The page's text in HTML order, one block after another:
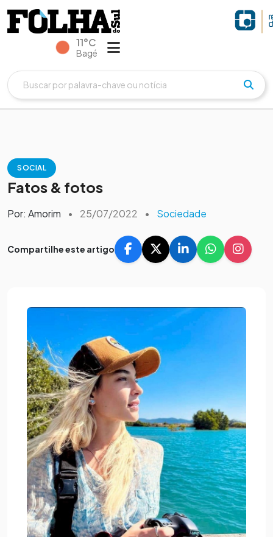
11°C
Bagé
SOCIAL
Fatos & fotos
Por: Amorim • 25/07/2022 • Sociedade
Compartilhe este artigo